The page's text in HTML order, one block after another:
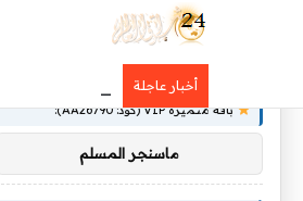
أخبار عاجلة
باقة متميزة VIP (كود: AA26790):
ماسنجر المسلم